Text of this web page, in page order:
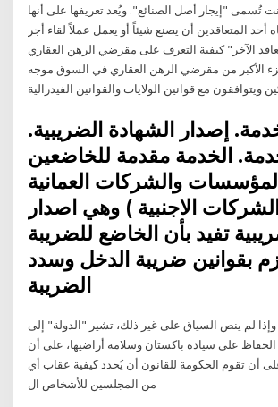
تُسمى "إيجار أصل الصنائع". ويُعد تعريفها على أنها
أحد المتعاقدين أن يصنع شيئاً أو يعمل عملاً لقاء أجر
الآخر" كيفية التعرف على مقرضي الرهن العقاري
الأكبر من مقرضي الرهن العقاري في السوق موجه
إصدار الشهادة الضريبية.
الخدمة مقدمة للخاضعين
والشركات العمانية
الاجنبية ) وهي اصدار
تفيد بأن الخاضع للضريبة
بقوانين ضريبة الدخل وسدد
الضريبة
لم ينص السياق على غير ذلك، تشير "الدولة" إلى
الحفاظ على سيادة باكستان وسلامة أراضيها، على أن
أن تقوم الحكومة للقانون أن يُحدد كيفية عقاب أي
من المجلسين للأشخاص ال